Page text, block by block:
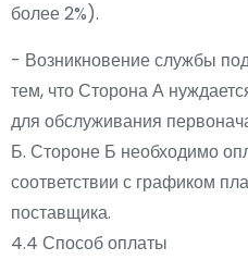
более 2%).
- Возникновение службы
тем, что Сторона А
для обслуживания
Б. Стороне Б необходимо
соответствии с графиком
поставщика.
4.4 Способ оплаты